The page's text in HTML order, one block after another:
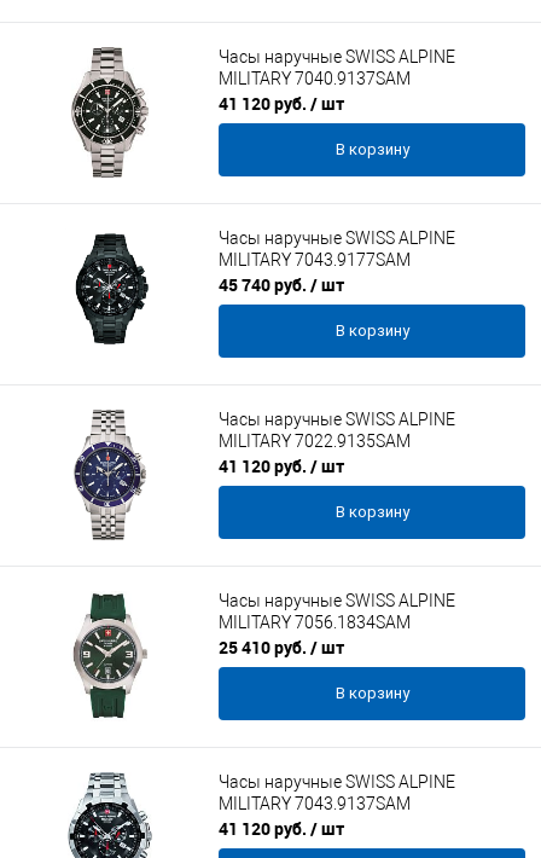
Часы наручные SWISS ALPINE
MILITARY 7040.9137SAM
41 120 руб. / шт
В корзину
Часы наручные SWISS ALPINE
MILITARY 7043.9177SAM
45 740 руб. / шт
В корзину
Часы наручные SWISS ALPINE
MILITARY 7022.9135SAM
41 120 руб. / шт
В корзину
Часы наручные SWISS ALPINE
MILITARY 7056.1834SAM
25 410 руб. / шт
В корзину
Часы наручные SWISS ALPINE
MILITARY 7043.9137SAM
41 120 руб. / шт